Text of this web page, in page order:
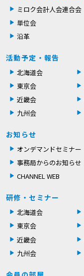
ミロク会計人会連合会
単位会
沿革
活動予定・報告
北海道会
東京会
近畿会
九州会
お知らせ
オンデマンドセミナー
事務局からのお知らせ
CHANNEL WEB
研修・セミナー
北海道会
東京会
近畿会
九州会